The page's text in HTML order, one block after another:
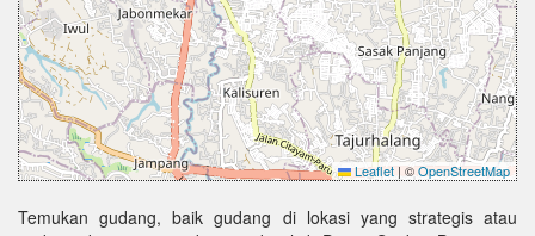
Leaflet | ©OpenStreetMap
Temukan gudang, baik gudang di lokasi yang strategis atau